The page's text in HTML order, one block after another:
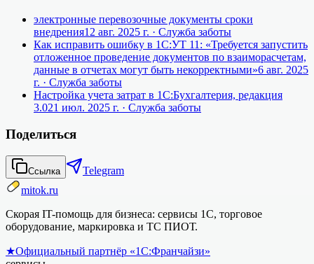
электронные перевозочные документы сроки
внедрения12 авг. 2025 г. · Служба заботы
Как исправить ошибку в 1С:УТ 11: «Требуется запустить
отложенное проведение документов по взаиморасчетам,
данные в отчетах могут быть некорректными»6 авг. 2025
г. · Служба заботы
Настройка учета затрат в 1С:Бухгалтерия, редакция
3.021 июл. 2025 г. · Служба заботы
Поделиться
Ссылка
Telegram
mitok.ru
Скорая IT-помощь для бизнеса: сервисы 1С, торговое
оборудование, маркировка и ТС ПИОТ.
★Официальный партнёр «1С:Франчайзи»